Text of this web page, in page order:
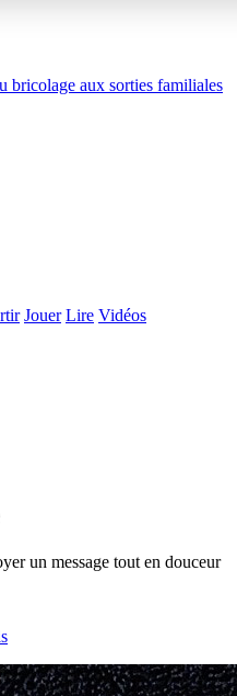
bricolage aux sorties familiales
Jouer Lire Vidéos
un message tout en douceur